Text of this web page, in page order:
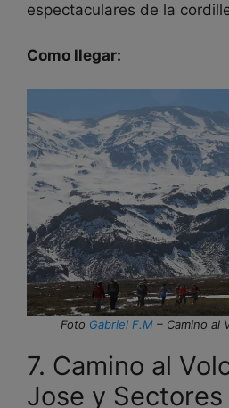
espectaculares de la
Como llegar:
Foto Gabriel F.M – Camino al
7. Camino al
Jose y Sectores